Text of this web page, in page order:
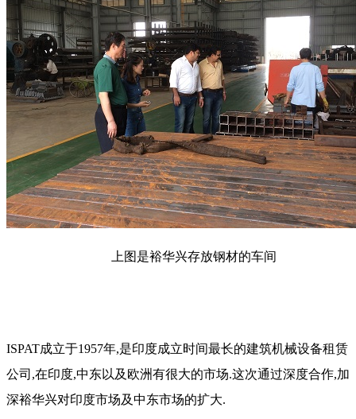
上图是裕华兴存放钢材的车间
ISPAT成立于1957年,是印度成立时间最长的建筑机械设备租赁
公司,在印度,中东以及欧洲有很大的市场.这次通过深度合作,加
深裕华兴对印度市场及中东市场的扩大.